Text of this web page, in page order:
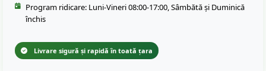
Program ridicare: Luni-Vineri 08:00-17:00, Sâmbătă și Duminică
închis
Livrare sigură și rapidă în toată țara